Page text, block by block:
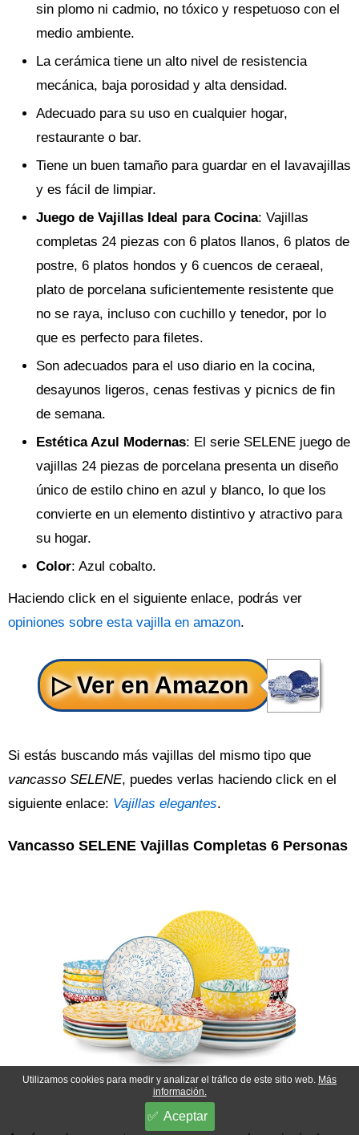
sin plomo ni cadmio, no tóxico y respetuoso con el
medio ambiente.
La cerámica tiene un alto nivel de resistencia
mecánica, baja porosidad y alta densidad.
Adecuado para su uso en cualquier hogar,
restaurante o bar.
Tiene un buen tamaño para guardar en el lavavajillas
y es fácil de limpiar.
Juego de Vajillas Ideal para Cocina: Vajillas
completas 24 piezas con 6 platos llanos, 6 platos de
postre, 6 platos hondos y 6 cuencos de ceraeal,
plato de porcelana suficientemente resistente que
no se raya, incluso con cuchillo y tenedor, por lo
que es perfecto para filetes.
Son adecuados para el uso diario en la cocina,
desayunos ligeros, cenas festivas y picnics de fin
de semana.
Estética Azul Modernas: El serie SELENE juego de
vajillas 24 piezas de porcelana presenta un diseño
único de estilo chino en azul y blanco, lo que los
convierte en un elemento distintivo y atractivo para
su hogar.
Color: Azul cobalto.
Haciendo click en el siguiente enlace, podrás ver
opiniones sobre esta vajilla en amazon.
Si estás buscando más vajillas del mismo tipo que
vancasso SELENE, puedes verlas haciendo click en el
siguiente enlace: Vajillas elegantes.
Vancasso SELENE Vajillas Completas 6 Personas
Utilizamos cookies para medir y analizar el tráfico de este sitio web. Más
información.
Aceptar